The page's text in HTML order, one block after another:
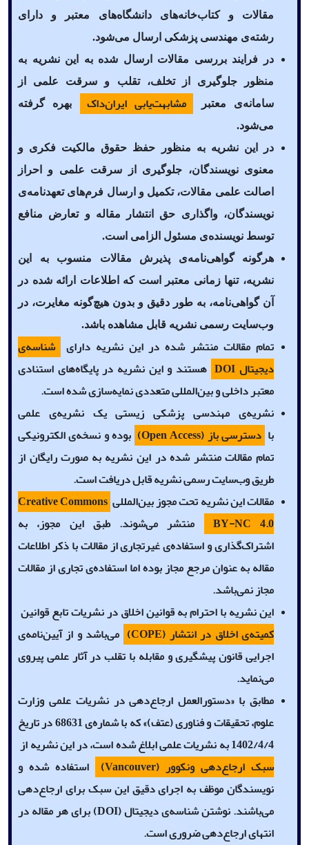
مقالات و کتاب‌خانه‌های دانشگاه‌های معتبر و دارای
رشته‌ی مهندسی پزشکی ارسال می‌شود.
در فرایند بررسی مقالات ارسال شده به این نشریه به
منظور جلوگیری از تخلف، تقلب و سرقت علمی از
سامانه‌ی معتبر
مشابهت‌یابی ایران‌داک
بهره گرفته
می‌شود.
در این نشریه به منظور حفظ حقوق مالکیت فکری و
معنوی نویسندگان، جلوگیری از سرقت علمی و احراز
اصالت علمی مقالات، تکمیل و ارسال فرم‌های تعهدنامه‌ی
نویسندگان، واگذاری حق انتشار مقاله و تعارض منافع
توسط نویسنده‌ی مسئول الزامی است.
هرگونه گواهی‌نامه‌ی پذیرش مقالات منسوب به این
نشریه، تنها زمانی معتبر است که اطلاعات ارائه شده در
آن گواهی‌نامه، به طور دقیق و بدون هیچ‌گونه مغایرت، در
وب‌سایت رسمی نشریه قابل مشاهده باشد.
تمام مقالات منتشر شده در این نشریه دارای شناسه‌ی
دیجیتال DOI
هستند و این نشریه در پایگاه‌های استنادی
معتبر داخلی و بین‌المللی متعددی نمایه‌سازی شده است.
نشریه‌ی مهندسی پزشکی زیستی یک نشریه‌ی علمی
با دسترسی باز (Open Access
) بوده و نسخه‌ی الکترونیکی
تمام مقالات منتشر شده در این نشریه به صورت رایگان از
طریق وب‌سایت رسمی نشریه قابل دریافت است.
مقالات این نشریه تحت مجوز بین‌المللی Creative Commons
BY-NC 4.0
منتشر می‌شوند. طبق این مجوز، به
اشتراک‌گذاری و استفاده‌ی غیرتجاری از مقالات با ذکر اطلاعات
مقاله به عنوان مرجع مجاز بوده اما استفاده‌ی تجاری از مقالات
مجاز نمی‌باشد.
این نشریه با احترام به قوانین اخلاق در نشریات تابع قوانین
کمیته‌ی اخلاق در انتشار (COPE)
می‌باشد و از آیین‌نامه‌ی
اجرایی قانون پیشگیری و مقابله با تقلب در آثار علمی پیروی
می‌نماید.
مطابق با «دستورالعمل ارجاع‌دهی در نشریات علمی وزارت
علوم، تحقیقات و فناوری (عتف)» که با شماره‌ی 68631 در تاریخ
1402/4/4 به نشریات علمی ابلاغ شده است، در این نشریه از
سبک ارجاع‌دهی ونکوور (Vancouver
)
استفاده شده و
نویسندگان موظف به اجرای دقیق این سبک برای ارجاع‌دهی
می‌باشند. نوشتن شناسه‌ی دیجیتال(DOI)برای هر مقاله در
انتهای ارجاع‌دهی ضروری است.